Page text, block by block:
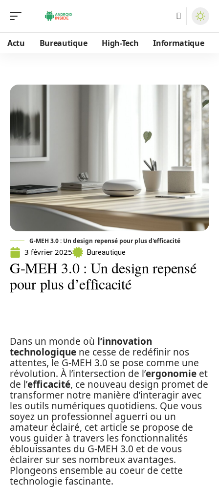
Actu Bureautique High-Tech Informatique
G-MEH 3.0 : Un design repensé pour plus d'efficacité
3 février 2025 Bureautique
G-MEH 3.0 : Un design repensé
pour plus d’efficacité
Dans un monde où l’innovation
technologique ne cesse de redéfinir nos
attentes, le G-MEH 3.0 se pose comme une
révolution. À l’intersection de l’ergonomie et
de l’efficacité, ce nouveau design promet de
transformer notre manière d’interagir avec
les outils numériques quotidiens. Que vous
soyez un professionnel aguerri ou un
amateur éclairé, cet article se propose de
vous guider à travers les fonctionnalités
éblouissantes du G-MEH 3.0 et de vous
éclairer sur ses nombreux avantages.
Plongeons ensemble au coeur de cette
technologie fascinante.